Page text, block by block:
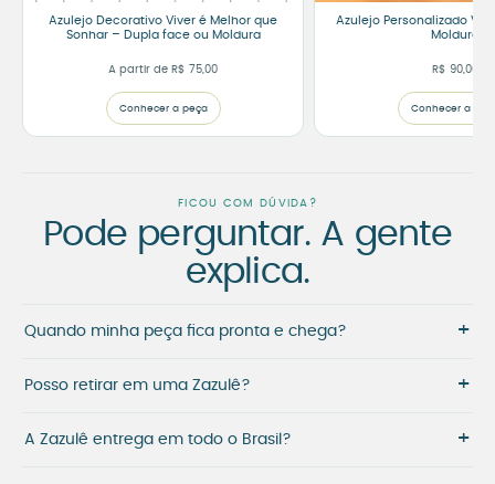
Azulejo Decorativo Viver é Melhor que
Sonhar – Dupla face ou Moldura
A partir de R$ 75,00
Conhecer a peça
Azulejo Personalizado Vô
Moldura
R$ 90,00
Conhecer a
FICOU COM DÚVIDA?
Pode perguntar. A gente
explica.
Quando minha peça fica pronta e chega? +
Posso retirar em uma Zazulê? +
A Zazulê entrega em todo o Brasil? +